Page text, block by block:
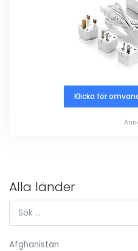
Klicka för
Alla länder
Afghanistan